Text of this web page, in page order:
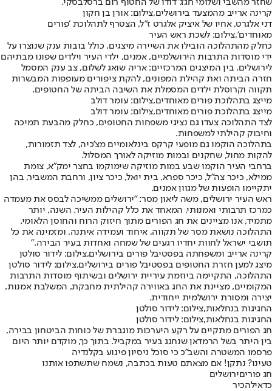
שחזר מהשבי ושלומי חג'ג' דודו של החטוף רום ברסלבסקי.
קרינה ארייב מהמצעד בירושלים,צילום: אורן בן חקון
דני אלגרט, אחיו של איציק אלגרט ז״ל, הצטרף לתהלוכת ׳פורים
מאוחדים׳,צילום: לשכת ראש העיר
כחלק מהתהלוכה הובילו את השיירה מיצגים, כולל בובות ענק שנוצרו על
ידי מוסדות התרבות הירושלמיים, אמנים, ילדי העיר וילדים שפונו מבתיהם
לירושלים. בין המיצגים המרכזיים: אריה שואג לשלום, צב ענק המסמל
חזרה הביתה ואת קהילת המפונים, להקת ציפורים מעופפות המבשרות
תקווה וקרוסלת ילדים המסמלת את השיבה הביתה של החטופים.
מייצג בתהלוכת פורים מאוחדים,צילום: עומר דולב
מייצג בתהלוכת פורים מאוחדים,צילום: עומר דולב
לצד התהלוכה צעדו גם נציגי משפחות החטופים, כחלק מהבעת תמיכה
וחיבוק קהילתי למשפחות.
בתהלוכה הוקמו גם מופעי קרקס בינלאומיים מצ'כיה, לצד תזמורות,
להקות מחול, שחקנים ובמות מוזיקה לאורך המסלול.
ברחבי העיר הוקמו שבע במות מוזיקה שימוקמו בחצר ימק"א, צומת
ממילא, כיכר צה"ל, כיכר ספרא, בית יואל, כיכר ציון, ורחבת המשביר, בהן
יתקיימו הופעות של מגוון אמנים.
ראש העיר ירושלים, משה ליאון מסר: "ירושלים ממשיכה לבסס את מעמדה
כמרכז תרבותי ואמנותי, המאחד את כלל קהילות העיר. השנה, יותר
מתמיד, אנו מציינים את חג הפורים מתוך חיזוק הרוח והחוסן הלאומי.
התהלוכה נושאת מסר של תקווה, איחוד ועמידה איתנה, ומזמינה את כל
תושבי ישראל לחוות יחדיו רגעים של שמחה ואחדות בעיר הבירה."
קרינה ארייב ומשפחתה בפסטיבל פורים בירושלים,צילום: לידור סולטן
מיצג למען חזרת החטופים בפסטיבל פורים בירושלים,צילום: לידור סולטן
התהלוכה, התקיימה ביוזמת עיריית ירושלים ובשיתוף מוסדות התרבות
המקומיים, מציינת את החג באווירה קהילתית מחבקת, המשלבת אמנות,
יצירה ומסורת ירושלמית ייחודית.
החגיגות בנחלאות,צילום: לידור סולטן
החגיגות בנחלאות,צילום: לידור סולטן
חג הפורים מתקיים על רקע היערכות מוגברת של כוחות הביטחון בבירה,
בין היתר בשל הרמדאן שנחגג בעיר במקביל. בתוך כך, מוקדם יותר היום
פרסמו המשטרה והשב״כ כי סוכל ניסיון פיגוע בקלנדיה
טעינו? נתקן! אם מצאתם טעות בכתבה, נשמח שתשתפו אותנו
חג פוריםירושלים
כדאילהכיר